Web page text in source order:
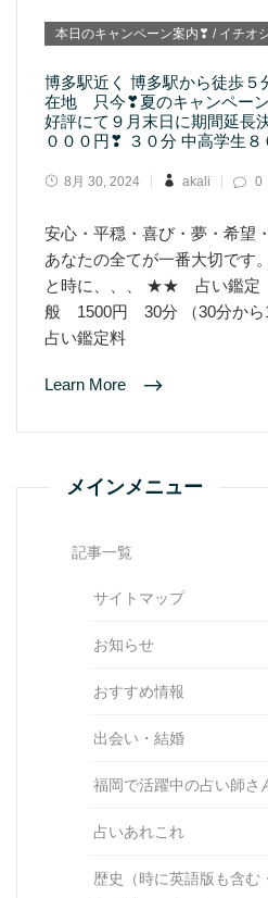
本日のキャンペーン案内❣ / イチオ
博多駅近く 博多駅から徒歩５
在地 只今❣夏のキャンペー
好評にて９月末日に期間延長
０００円❣ ３０分 中高学生８
8月 30, 2024 akali 0
安心・平穏・喜び・夢・希望
あなたの全てが一番大切で
と時に、、、 ★★ 占い鑑
般 1500円 30分 （30分から
占い鑑定料
Learn More
メインメニュー
記事一覧
サイトマップ
お知らせ
おすすめ情報
出会い・結婚
福岡で活躍中の占い師さ
占いあれこれ
歴史（時に英語版も含